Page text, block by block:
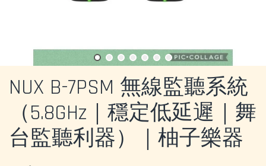
NUX B-7PSM 無線監聽系統
（5.8GHz｜穩定低延遲｜舞
台監聽利器）｜柚子樂器